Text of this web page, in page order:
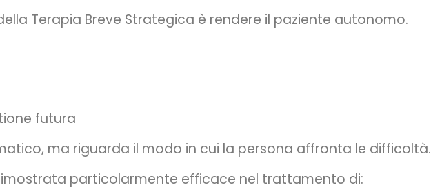
Terapia Breve Strategica è rendere il paziente autonomo.
futura
ma riguarda il modo in cui la persona affronta le difficoltà.
particolarmente efficace nel trattamento di: